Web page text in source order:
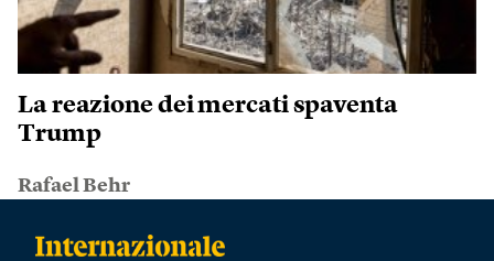
La reazione dei mercati spaventa
Trump
Rafael Behr